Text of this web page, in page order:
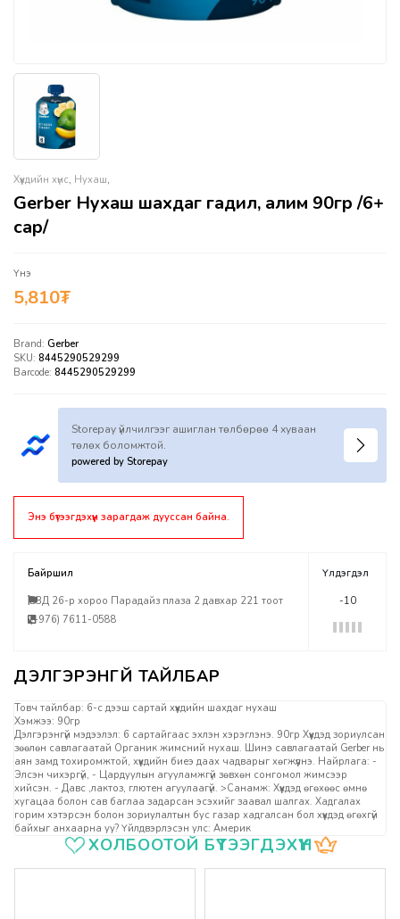
Хүүхдийн хүнс, Нухаш,
Gerber Нухаш шахдаг гадил, алим 90гр /6+
сар/
Үнэ
5,810₮
Brand: Gerber
SKU: 8445290529299
Barcode: 8445290529299
Storepay үйлчилгээг ашиглан төлбөрөө 4 хуваан
төлөх боломжтой.
powered by Storepay
Энэ бүтээгдэхүүн зарагдаж дууссан байна.
Байршил
БЗД 26-р хороо Парадайз плаза 2 давхар 221 тоот
(+976) 7611-0588
Үлдэгдэл
-10
Товч тайлбар: 6-с дээш сартай хүүхдийн шахдаг нухаш
Хэмжээ: 90гр
Дэлгэрэнгүй мэдээлэл: 6 сартайгаас эхлэн хэрэглэнэ. 90гр Хүүхдэд зориулсан
зөөлөн савлагаатай Органик жимсний нухаш. Шинэ савлагаатай Gerber нь
аян замд тохиромжтой, хүүхдийн биеэ даах чадварыг хөгжүүлнэ. Найрлага: -
Элсэн чихэргүй, - Цардуулын агууламжгүй зөвхөн сонгомол жимсээр
хийсэн. - Давс ,лактоз, глютен агуулаагүй. >Санамж: Хүүхдэд өгөхөөс өмнө
хугацаа болон сав баглаа задарсан эсэхийг заавал шалгах. Хадгалах
горим хэтэрсэн болон зориулалтын бус газар хадгалсан бол хүүхдэд өгөхгүй
байхыг анхаарна уу? Үйлдвэрлэсэн улс: Америк
ҮзүүлэлтүүдХОЛБООТОЙ БҮТЭЭГДЭХҮҮН